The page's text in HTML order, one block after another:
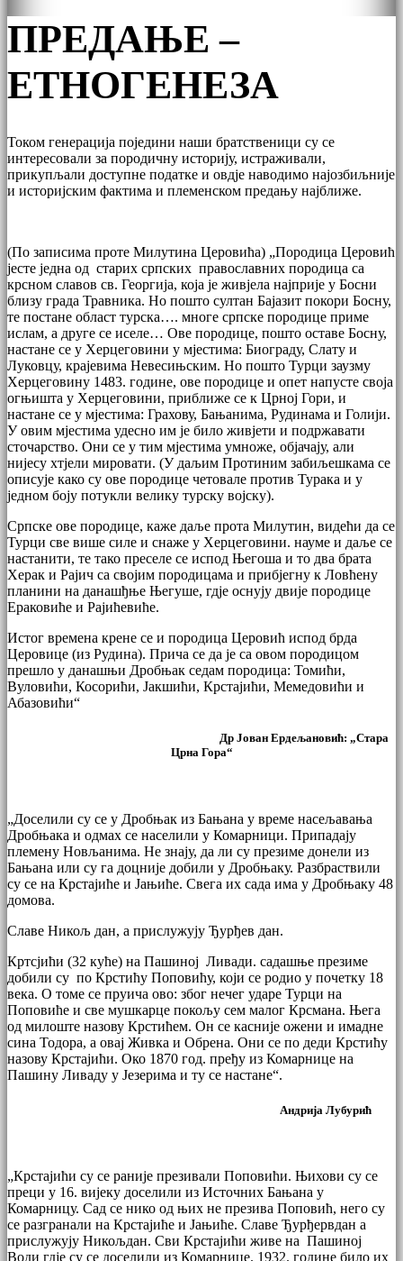
ПРЕДАЊЕ –
ЕТНОГЕНЕЗА
Током генерација поједини наши братственици су се
интересовали за породичну историју, истраживали,
прикупљали доступне податке и овдје наводимо најозбиљније
и историјским фактима и племенском предању најближе.
(По записима проте Милутина Церовића) „Породица Церовић
јесте једна од старих српских православних породица са
крсном славов св. Георгија, која је живјела најприје у Босни
близу града Травника. Но пошто султан Бајазит покори Босну,
те постане област турска…. многе српске породице приме
ислам, а друге се иселе… Ове породице, пошто оставе Босну,
настане се у Херцеговини у мјестима: Биограду, Слату и
Луковцу, крајевима Невесињским. Но пошто Турци заузму
Херцеговину 1483. године, ове породице и опет напусте своја
огњишта у Херцеговини, приближе се к Црној Гори, и
настане се у мјестима: Грахову, Бањанима, Рудинама и Голији.
У овим мјестима удесно им је било живјети и подржавати
сточарство. Они се у тим мјестима умноже, објачају, али
нијесу хтјели мировати. (У даљим Протиним забиљешкама се
описује како су ове породице четовале против Турака и у
једном боју потукли велику турску војску).
Српске ове породице, каже даље прота Милутин, видећи да се
Турци све више силе и снаже у Херцеговини. науме и даље се
настанити, те тако преселе се испод Његоша и то два брата
Херак и Рајич са својим породицама и прибјегну к Ловћену
планини на данашђње Његуше, гдје оснују двије породице
Ераковиће и Рајићевиће.
Истог времена крене се и породица Церовић испод брда
Церовице (из Рудина). Прича се да је са овом породицом
прешло у данашњи Дробњак седам породица: Томићи,
Вуловићи, Косорићи, Јакшићи, Крстајићи, Мемедовићи и
Абазовићи“
Др Јован Ердељановић: „Стара
Црна Гора“
„Доселили су се у Дробњак из Бањана у време насељавања
Дробњака и одмах се населили у Комарници. Припадају
племену Новљанима. Не знају, да ли су презиме донели из
Бањана или су га доцније добили у Дробњаку. Разбраствили
су се на Крстајиће и Јањиће. Свега их сада има у Дробњаку 48
домова.
Славе Никољ дан, а прислужују Ђурђев дан.
Кртсјићи (32 куће) на Пашиној Ливади. садашње презиме
добили су по Крстићу Поповићу, који се родио у почетку 18
века. О томе се пруича ово: због нечег ударе Турци на
Поповиће и све мушкарце покољу сем малог Крсмана. Њега
од милоште назову Крстићем. Он се касније ожени и имадне
сина Тодора, а овај Живка и Обрена. Они се по деди Крстићу
назову Крстајићи. Око 1870 год. пређу из Комарнице на
Пашину Ливаду у Језерима и ту се настане“.
Андрија Лубурић
„Крстајићи су се раније презивали Поповићи. Њихови су се
преци у 16. вијеку доселили из Источних Бањана у
Комарницу. Сад се нико од њих не презива Поповић, него су
се разгранали на Крстајиће и Јањиће. Славе Ђурђервдан а
прислужују Никољдан. Сви Крстајићи живе на Пашиној
Води гдје су се доселили из Комарнице. 1932. године било их